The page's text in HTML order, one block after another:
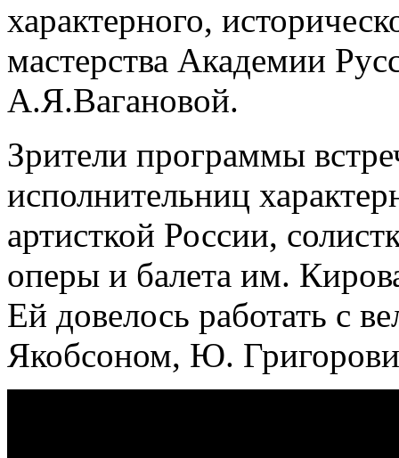
характерного,
мастерства Академии
А.Я.Вагановой.
Зрители программы
исполнительниц
артисткой России,
оперы и балета им.
Ей довелось работать с
Якобсоном, Ю.